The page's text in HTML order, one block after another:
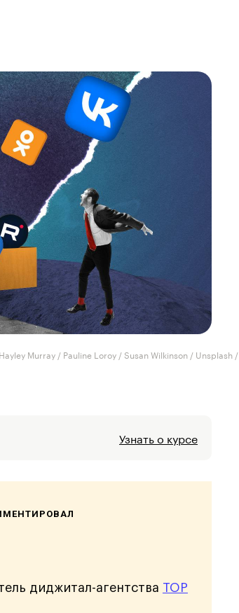
Murray / Pauline Loroy / Susan Wilkinson / Unsplash /
Узнать о курсе
диджитал-агентства TOP